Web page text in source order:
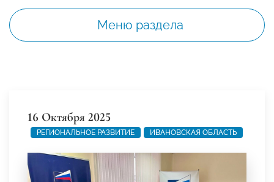
Меню раздела
16 Октября 2025
РЕГИОНАЛЬНОЕ РАЗВИТИЕ ИВАНОВСКАЯ ОБЛАСТЬ